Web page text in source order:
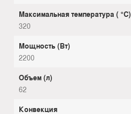
Максимальная температура ( °С)
320
Мощность (Вт)
2200
Объем (л)
62
Конвекция